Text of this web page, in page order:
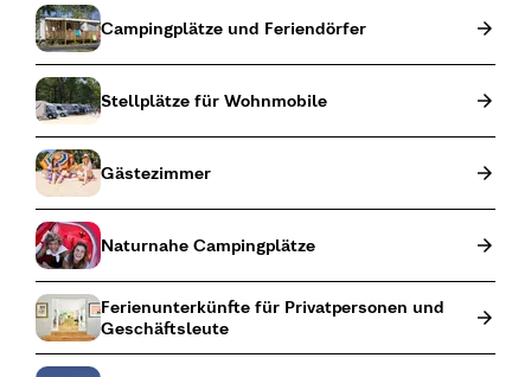
Campingplätze und Feriendörfer
Stellplätze für Wohnmobile
Gästezimmer
Naturnahe Campingplätze
Ferienunterkünfte für Privatpersonen und
Geschäftsleute